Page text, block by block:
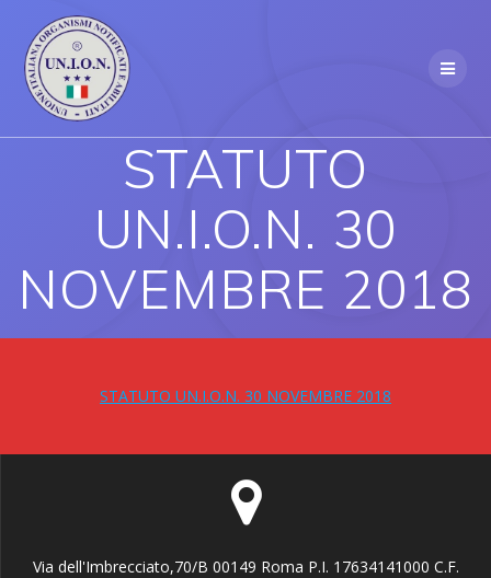
STATUTO
UN.I.O.N. 30
NOVEMBRE 2018
STATUTO UN.I.O.N. 30 NOVEMBRE 2018
Via dell'Imbrecciato,70/B 00149 Roma P.I. 17634141000 C.F.